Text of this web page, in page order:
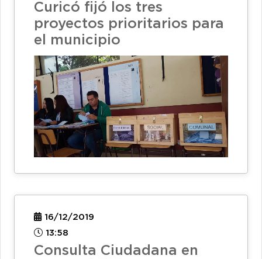
Curicó fijó los tres
proyectos prioritarios para
el municipio
16/12/2019
13:58
Consulta Ciudadana en